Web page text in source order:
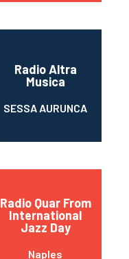
Radio Altra
Musica
SESSA AURUNCA
Radio Quar From
International
Jazz Day
Naples